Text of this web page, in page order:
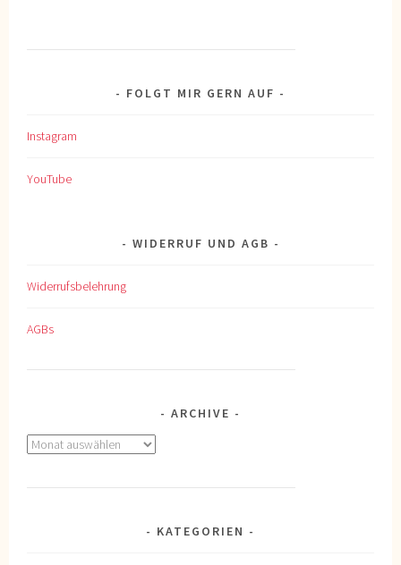
FOLGT MIR GERN AUF
Instagram
YouTube
WIDERRUF UND AGB
Widerrufsbelehrung
AGBs
ARCHIVE
Archive
KATEGORIEN